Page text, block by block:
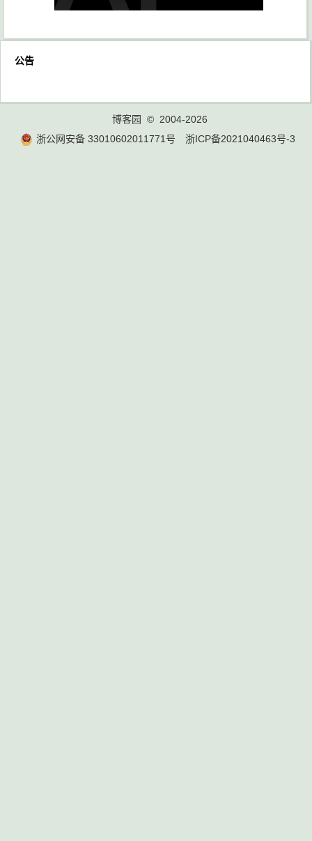
公告
博客园
© 2004-2026
浙公网安备 33010602011771号
浙ICP备2021040463号-3